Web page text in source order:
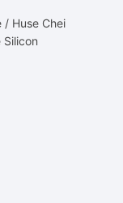
/ Huse Chei
Silicon